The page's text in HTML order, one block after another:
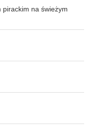
pirackim na świeżym